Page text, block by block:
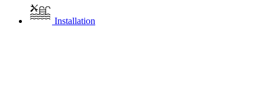
Installation